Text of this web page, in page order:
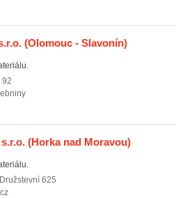
(Olomouc - Slavonín)
92
(Horka nad Moravou)
Družstevní 625